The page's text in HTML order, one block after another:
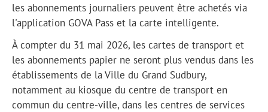
les abonnements journaliers peuvent être achetés via
l'application GOVA Pass et la carte intelligente.
À compter du 31 mai 2026, les cartes de transport et
les abonnements papier ne seront plus vendus dans les
établissements de la Ville du Grand Sudbury,
notamment au kiosque du centre de transport en
commun du centre-ville, dans les centres de services